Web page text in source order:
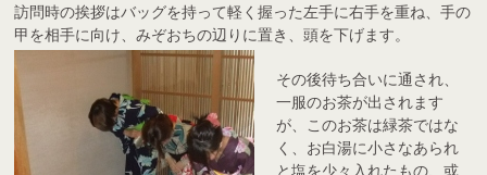
訪問時の挨拶はバッグを持って軽く握った左手に右手を重ね、手の
甲を相手に向け、みぞおちの辺りに置き、頭を下げます。
その後待ち合いに通され、
一服のお茶が出されます
が、このお茶は緑茶ではな
く、お白湯に小さなあられ
と塩を少々入れたもの、或